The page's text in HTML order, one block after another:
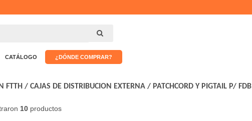
CATÁLOGO ¿DÓNDE COMPRAR?
FTTH/ CAJAS DE DISTRIBUCION EXTERNA/ PATCHCORD Y PIGTAIL P/ FDB
10 productos